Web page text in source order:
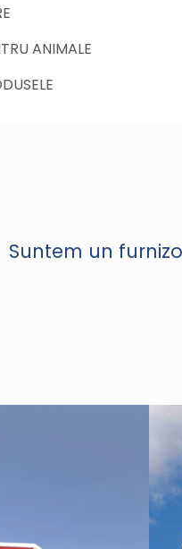
ANIMALE
Suntem un